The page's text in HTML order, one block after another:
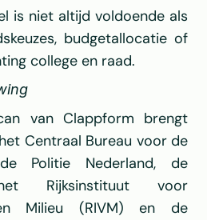
is niet altijd voldoende als
budgetallocatie of
college en raad.
van Clappform brengt
Centraal Bureau voor de
Politie Nederland, de
het Rijksinstituut voor
Milieu (RIVM) en de